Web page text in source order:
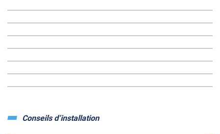
Volkswagen T5
Conseils d’installation